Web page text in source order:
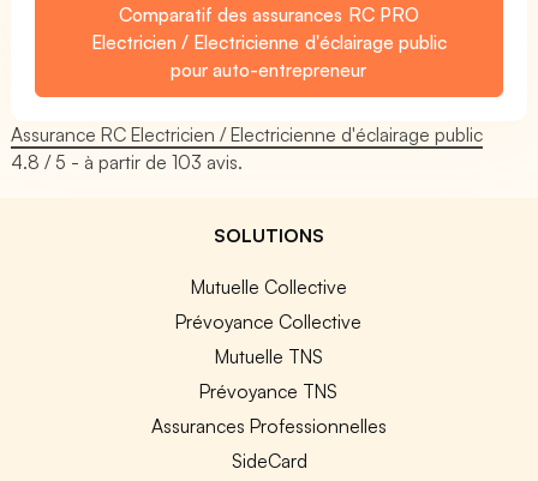
Comparatif des assurances RC PRO
Electricien / Electricienne d'éclairage public
pour auto-entrepreneur
Assurance RC Electricien / Electricienne d'éclairage public
4.8 / 5 - à partir de103 avis.
SOLUTIONS
Mutuelle Collective
Prévoyance Collective
Mutuelle TNS
Prévoyance TNS
Assurances Professionnelles
SideCard